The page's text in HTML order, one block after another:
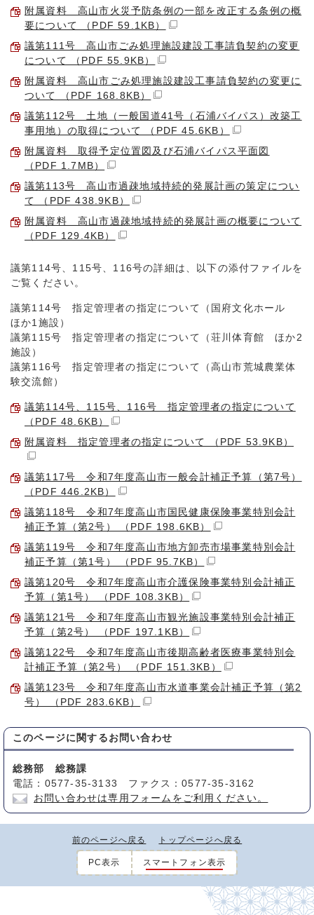
附属資料 高山市火災予防条例の一部を改正する条例の概
要について （PDF 59.1KB）
議第111号 高山市ごみ処理施設建設工事請負契約の変更
について （PDF 55.9KB）
附属資料 高山市ごみ処理施設建設工事請負契約の変更に
ついて （PDF 168.8KB）
議第112号 土地（一般国道41号（石浦バイパス）改築工
事用地）の取得について （PDF 45.6KB）
附属資料 取得予定位置図及び石浦バイパス平面図
（PDF 1.7MB）
議第113号 高山市過疎地域持続的発展計画の策定につい
て （PDF 438.9KB）
附属資料 高山市過疎地域持続的発展計画の概要について
（PDF 129.4KB）
議第114号、115号、116号の詳細は、以下の添付ファイルを
ご覧ください。
議第114号 指定管理者の指定について（国府文化ホール
ほか1施設）
議第115号 指定管理者の指定について（荘川体育館 ほか2
施設）
議第116号 指定管理者の指定について（高山市荒城農業体
験交流館）
議第114号、115号、116号 指定管理者の指定について
（PDF 48.6KB）
附属資料 指定管理者の指定について （PDF 53.9KB）
議第117号 令和7年度高山市一般会計補正予算（第7号）
（PDF 446.2KB）
議第118号 令和7年度高山市国民健康保険事業特別会計
補正予算（第2号） （PDF 198.6KB）
議第119号 令和7年度高山市地方卸売市場事業特別会計
補正予算（第1号） （PDF 95.7KB）
議第120号 令和7年度高山市介護保険事業特別会計補正
予算（第1号） （PDF 108.3KB）
議第121号 令和7年度高山市観光施設事業特別会計補正
予算（第2号） （PDF 197.1KB）
議第122号 令和7年度高山市後期高齢者医療事業特別会
計補正予算（第2号） （PDF 151.3KB）
議第123号 令和7年度高山市水道事業会計補正予算（第2
号） （PDF 283.6KB）
このページに関する お問い合わせ
総務部 総務課
電話：0577-35-3133 ファクス：0577-35-3162
お問い合わせは専用フォームをご利用ください。
前のページへ戻る トップページへ戻る
PC表示 スマートフォン表示